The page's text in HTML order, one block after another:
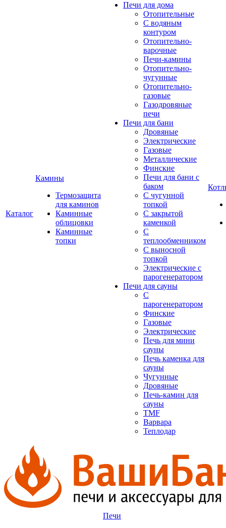
Каталог
Камины
Термозащита
для каминов
Каминные
облицовки
Каминные
топки
Печи для дома
Отопительные
C водяным
контуром
Отопительно-
варочные
Печи-камины
Отопительно-
чугунные
Отопительно-
газовые
Газодровяные
печи
Печи для бани
Дровяные
Электрические
Газовые
Металлические
Финские
Печи для бани с
баком
С чугунной
топкой
С закрытой
каменкой
С
теплообменником
С выносной
топкой
Электрические с
парогенератором
Печи для сауны
С
парогенератором
Финские
Газовые
Электрические
Печь для мини
сауны
Печь каменка для
сауны
Чугунные
Дровяные
Печь-камин для
сауны
TMF
Варвара
Теплодар
Печи